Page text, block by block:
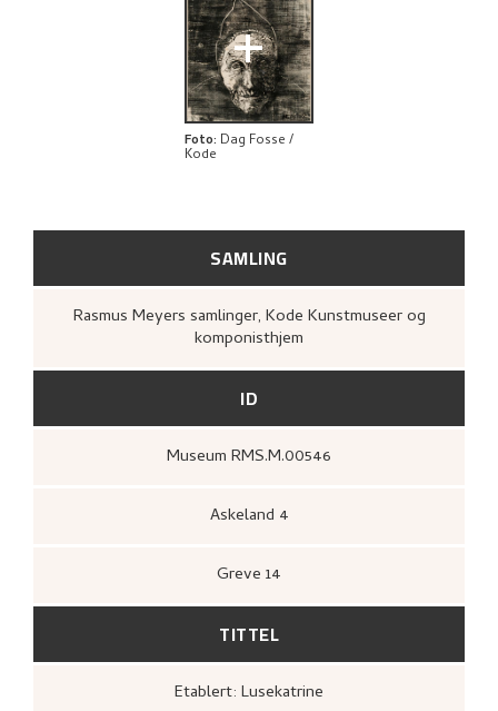
UTFORSK
SAMLING
Rasmus Meyers samlinger, Kode Kunstmuseer og
komponisthjem
ID
Museum RMS.M.00546
Askeland 4
Greve 14
TITTEL
Etablert: Lusekatrine
+
Foto: Dag Fosse /
Kode